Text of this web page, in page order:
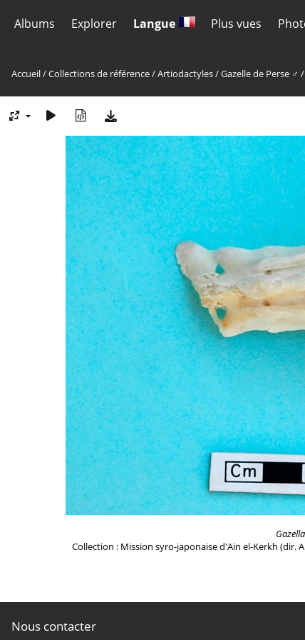
Albums Explorer Langue Plus vues
Accueil/Collections de référence/Artiodactyles/Gazelle de Perse ♂ /
Collection : Mission syro-japonaise d'Ain el-Kerkh (dir.
Nous contacter